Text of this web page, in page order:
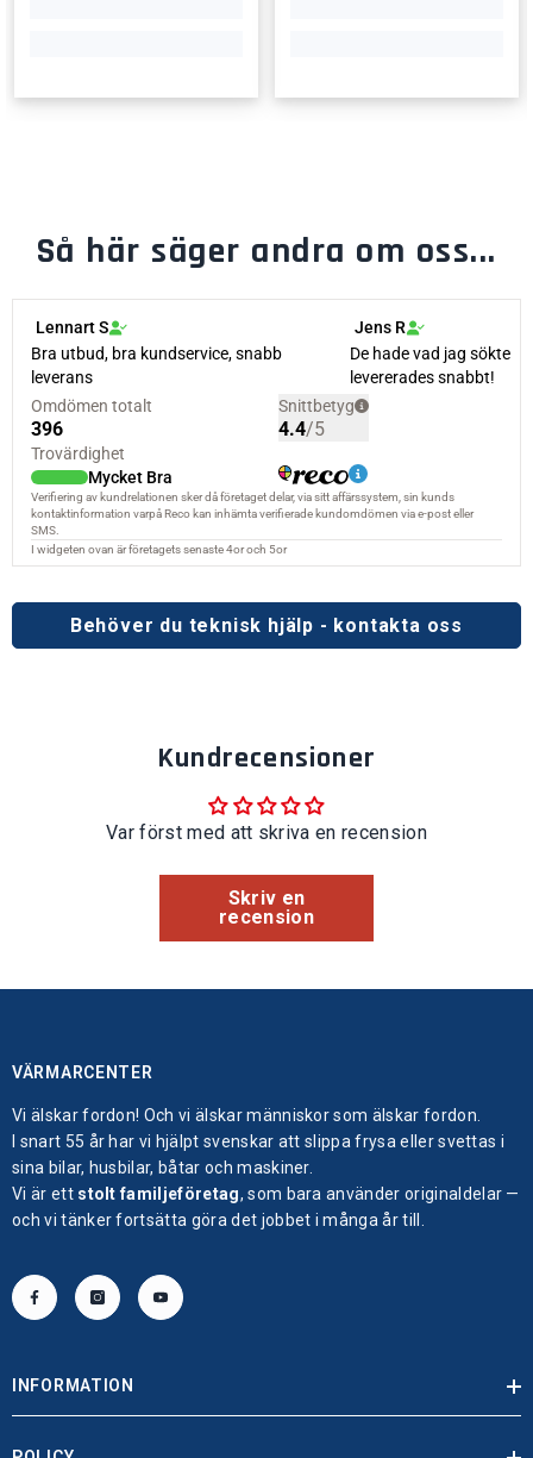
Så här säger andra om oss...
Behöver du teknisk hjälp - kontakta oss
Kundrecensioner
Var först med att skriva en recension
Skriv en
recension
VÄRMARCENTER
Vi älskar fordon! Och vi älskar människor som älskar fordon.
I snart 55 år har vi hjälpt svenskar att slippa frysa eller svettas i
sina bilar, husbilar, båtar och maskiner.
Vi är ett stolt familjeföretag, som bara använder originaldelar —
och vi tänker fortsätta göra det jobbet i många år till.
INFORMATION